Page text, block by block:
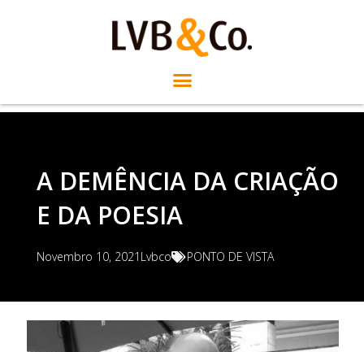
A DEMÊNCIA DA CRIAÇÃO
E DA POESIA
Novembro 10, 2021 Lvbco PONTO DE VISTA